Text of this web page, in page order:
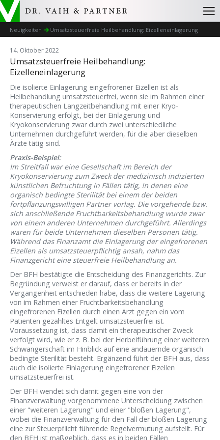
Neuigkeiten Umsatzsteuerfreie Heilbehandlung: Eizelleneinlagerung
14. Oktober 2022
Umsatzsteuerfreie Heilbehandlung:
Eizelleneinlagerung
Die isolierte Einlagerung eingefrorener Eizellen ist als
Heilbehandlung umsatzsteuerfrei, wenn sie im Rahmen einer
therapeutischen Langzeitbehandlung mit einer Kryo-
Konservierung erfolgt, bei der Einlagerung und
Kryokonservierung zwar durch zwei unterschiedliche
Unternehmen durchgeführt werden, für die aber dieselben
Ärzte tätig sind.
Praxis-Beispiel:
Im Streitfall war eine Gesellschaft im Bereich der
Kryokonservierung zum Zweck der medizinisch indizierten
künstlichen Befruchtung in Fällen tätig, in denen eine
organisch bedingte Sterilität bei einem der beiden
fortpflanzungswilligen Partner vorlag. Die vorgehende bzw.
sich anschließende Fruchtbarkeitsbehandlung wurde zwar
von einem anderen Unternehmen durchgeführt. Allerdings
waren für beide Unternehmen dieselben Personen tätig.
Während das Finanzamt die Einlagerung der eingefrorenen
Eizellen als umsatzsteuerpflichtig ansah, nahm das
Finanzgericht eine steuerfreie Heilbehandlung an.
Der BFH bestätigte die Entscheidung des Finanzgerichts. Zur
Begründung verweist er darauf, dass er bereits in der
Vergangenheit entschieden habe, dass die weitere Lagerung
von im Rahmen einer Fruchtbarkeitsbehandlung
eingefrorenen Eizellen durch einen Arzt gegen ein vom
Patienten gezahltes Entgelt umsatzsteuerfrei ist.
Voraussetzung ist, dass damit ein therapeutischer Zweck
verfolgt wird, wie er z. B. bei der Herbeiführung einer weiteren
Schwangerschaft im Hinblick auf eine andauernde organisch
bedingte Sterilität besteht. Ergänzend führt der BFH aus, dass
auch die isolierte Einlagerung eingefrorener Eizellen
umsatzsteuerfrei ist.
Der BFH wendet sich damit gegen eine von der
Finanzverwaltung vorgenommene Unterscheidung zwischen
einer "weiteren Lagerung" und einer "bloßen Lagerung",
wobei die Finanzverwaltung für den Fall der bloßen Lagerung
eine zur Steuerpflicht führende Regelvermutung aufstellt. Für
den BFH ist maßgeblich, dass es in beiden Fällen